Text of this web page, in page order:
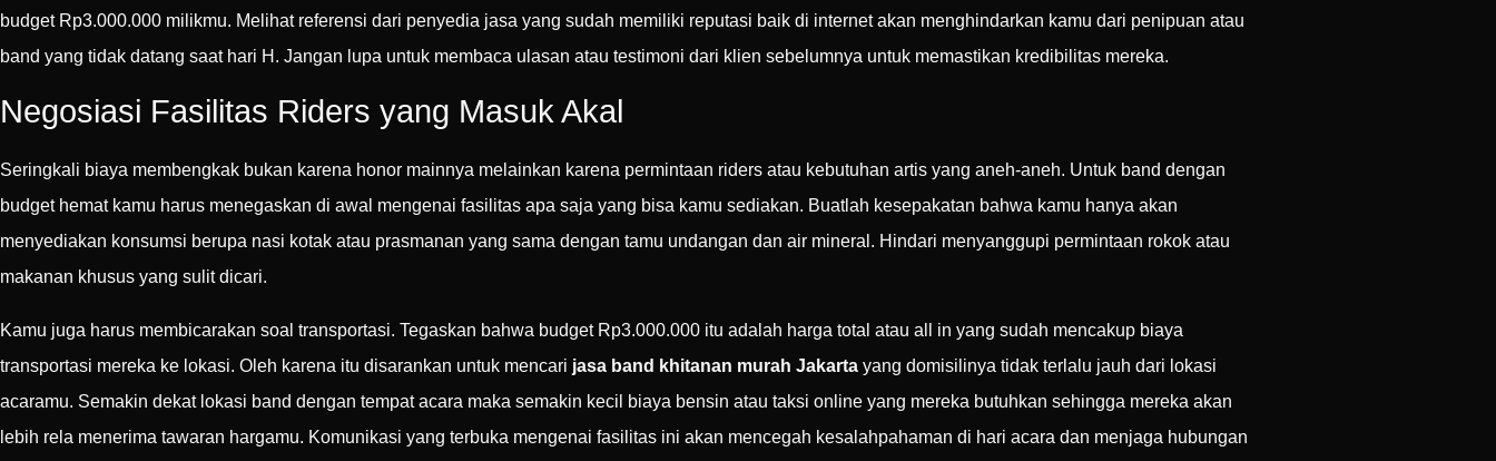
budget Rp3.000.000 milikmu. Melihat referensi dari penyedia jasa yang sudah memiliki reputasi baik di internet akan menghindarkan kamu dari penipuan atau
band yang tidak datang saat hari H. Jangan lupa untuk membaca ulasan atau testimoni dari klien sebelumnya untuk memastikan kredibilitas mereka.
Negosiasi Fasilitas Riders yang Masuk Akal
Seringkali biaya membengkak bukan karena honor mainnya melainkan karena permintaan riders atau kebutuhan artis yang aneh-aneh. Untuk band dengan
budget hemat kamu harus menegaskan di awal mengenai fasilitas apa saja yang bisa kamu sediakan. Buatlah kesepakatan bahwa kamu hanya akan
menyediakan konsumsi berupa nasi kotak atau prasmanan yang sama dengan tamu undangan dan air mineral. Hindari menyanggupi permintaan rokok atau
makanan khusus yang sulit dicari.
Kamu juga harus membicarakan soal transportasi. Tegaskan bahwa budget Rp3.000.000 itu adalah harga total atau all in yang sudah mencakup biaya
transportasi mereka ke lokasi. Oleh karena itu disarankan untuk mencari jasa band khitanan murah Jakarta yang domisilinya tidak terlalu jauh dari lokasi
acaramu. Semakin dekat lokasi band dengan tempat acara maka semakin kecil biaya bensin atau taksi online yang mereka butuhkan sehingga mereka akan
lebih rela menerima tawaran hargamu. Komunikasi yang terbuka mengenai fasilitas ini akan mencegah kesalahpahaman di hari acara dan menjaga hubungan